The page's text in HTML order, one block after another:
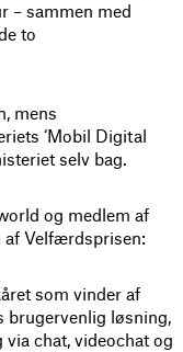
– sammen med
to
mens
‘Mobil Digital
selv bag.
og medlem af
af Velfærdsprisen:
som vinder af
brugervenlig løsning,
chat, videochat og